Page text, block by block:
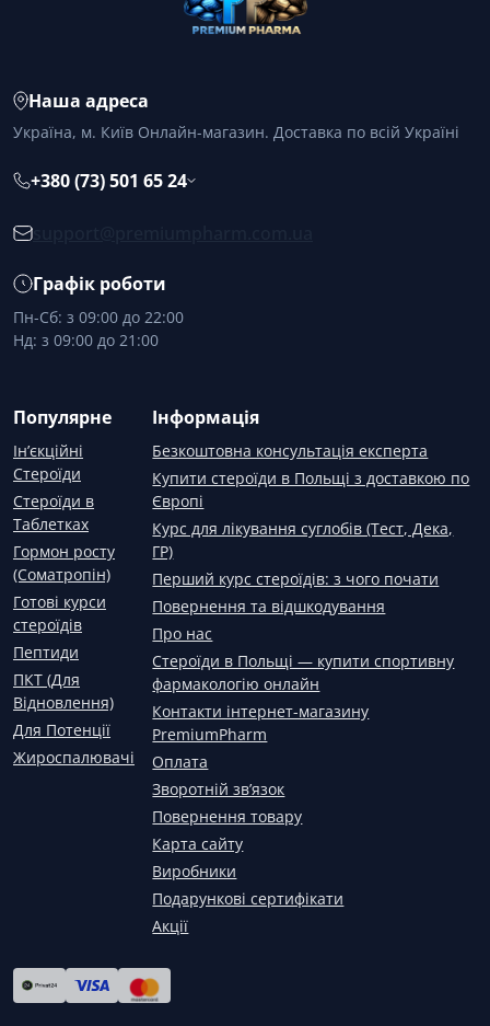
Наша адреса
Україна, м. Київ Онлайн-магазин. Доставка по всій Україні
+380 (73) 501 65 24
Графік роботи
Пн-Сб: з 09:00 до 22:00
Нд: з 09:00 до 21:00
Популярне
Ін’єкційні
Стероїди
Стероїди в
Таблетках
Гормон росту
(Соматропін)
Готові курси
стероїдів
Пептиди
ПКТ (Для
Відновлення)
Для Потенції
Жироспалювачі
Інформація
Безкоштовна консультація експерта
Купити стероїди в Польщі з доставкою по
Європі
Курс для лікування суглобів (Тест, Дека,
ГР)
Перший курс стероїдів: з чого почати
Повернення та відшкодування
Про нас
Стероїди в Польщі — купити спортивну
фармакологію онлайн
Контакти інтернет-магазину
PremiumPharm
Оплата
Зворотній зв’язок
Повернення товару
Карта сайту
Виробники
Подарункові сертифікати
Акції